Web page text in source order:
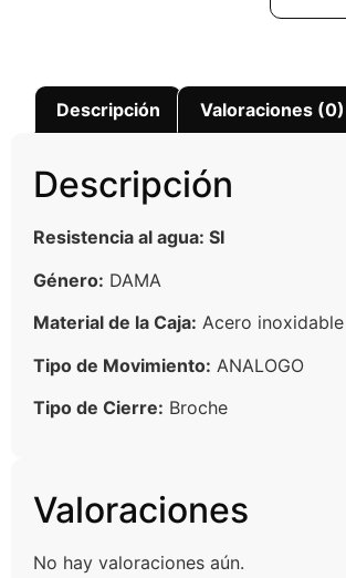
Descripción Valoraciones (0)
Descripción
Resistencia al agua: SI
Género: DAMA
Material de la Caja: Acero inoxidable
Tipo de Movimiento: ANALOGO
Tipo de Cierre: Broche
Valoraciones
No hay valoraciones aún.